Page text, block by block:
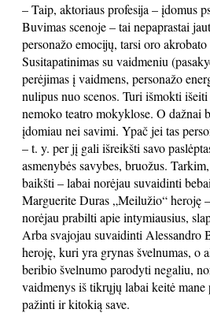
– Taip, aktoriaus profesija – įdomus
Buvimas scenoje – tai nepaprastai
personažo emocijų, tarsi oro
Susitapatinimas su vaidmeniu
perėjimas į vaidmens, personažo
nulipus nuo scenos. Turi išmokti
nemoko teatro mokyklose. O dažnai
įdomiau nei savimi. Ypač jei tas
– t. y. per jį gali išreikšti savo
asmenybės savybes, bruožus.
baikšti – labai norėjau suvaidinti
Marguerite Duras „Meilužio“ heroję
norėjau prabilti apie intymiausius,
Arba svajojau suvaidinti Alessandro
heroję, kuri yra grynas švelnumas, o
beribio švelnumo parodyti negaliu,
vaidmenys iš tikrųjų labai keitė
pažinti ir kitokią save.